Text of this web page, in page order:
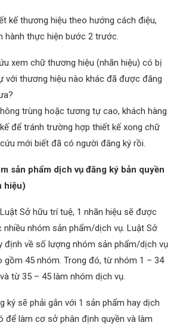
kế thương hiệu theo hướng cách điệu,
hành thực hiện bước 2 trước.
xem chữ thương hiệu (nhãn hiệu) có bị
với thương hiệu nào khác đã được đăng
trùng hoặc tương tự cao, khách hàng
để tránh trường hợp thiết kế xong chữ
mới biết đã có người đăng ký rồi.
sản phẩm dịch vụ đăng ký bản quyền
hiệu)
Sở hữu trí tuệ, 1 nhãn hiệu sẽ được
nhiều nhóm sản phẩm/dịch vụ. Luật Sở
định về số lượng nhóm sản phẩm/dịch vụ
gồm 45 nhóm. Trong đó, từ nhóm 1 – 34
từ 35 – 45 làm nhóm dịch vụ.
ký sẽ phải gắn với 1 sản phẩm hay dịch
để làm cơ sở phân định quyền và làm